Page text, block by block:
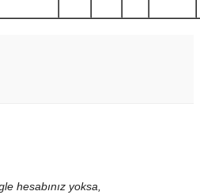
hesabınız yoksa,